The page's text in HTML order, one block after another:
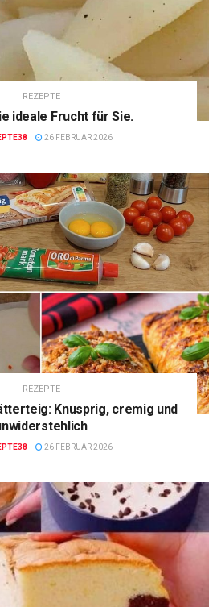
REZEPTE
ideale Frucht für Sie.
26 FEBRUAR 2026
REZEPTE
Knusprig, cremig und
26 FEBRUAR 2026